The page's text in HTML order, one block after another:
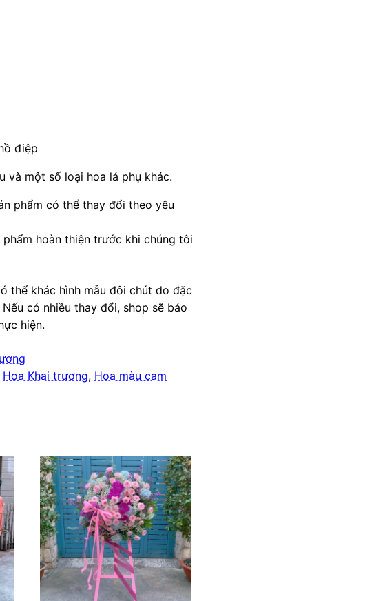
điệp
và một số loại hoa lá phụ khác.
phẩm có thể thay đổi theo yêu
phẩm hoàn thiện trước khi chúng tôi
thể khác hình mẫu đôi chút do đặc
có nhiều thay đổi, shop sẽ báo
hiện.
Hoa Khai trương, Hoa màu cam